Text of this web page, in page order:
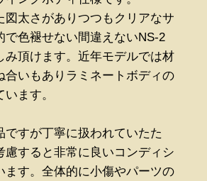
図太さがありつつもクリアなサ
で色褪せない間違えないNS-2
み頂けます。近年モデルでは材
合いもありラミネートボディの
ます。
ですが丁寧に扱われていたた
慮すると非常に良いコンディシ
ます。全体的に小傷やパーツの